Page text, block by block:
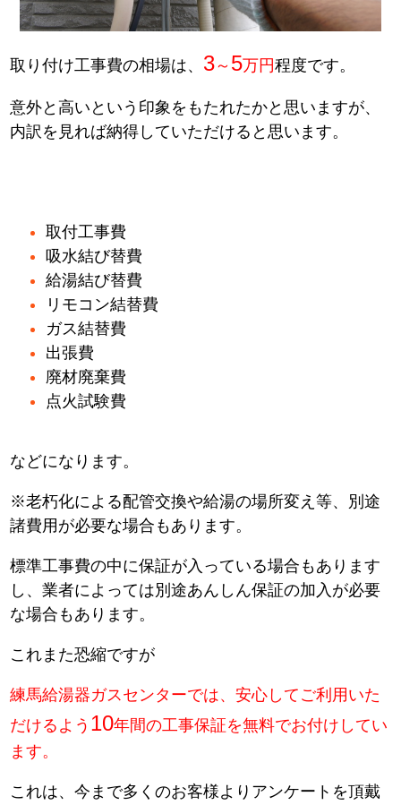
取り付け工事費の相場は、 3～ 5万円程度です。
意外と高いという印象をもたれたかと思いますが、
内訳を見れば納得していただけると思います。
取付工事費
吸水結び替費
給湯結び替費
リモコン結替費
ガス結替費
出張費
廃材廃棄費
点火試験費
などになります。
※老朽化による配管交換や給湯の場所変え等、別途
諸費用が必要な場合もあります。
標準工事費の中に保証が入っている場合もあります
し、業者によっては別途あんしん保証の加入が必要
な場合もあります。
これまた恐縮ですが
練馬給湯器ガスセンターでは、安心してご利用いた
だけるよう 10年間の工事保証を無料でお付けしてい
ます。
これは、今まで多くのお客様よりアンケートを頂戴